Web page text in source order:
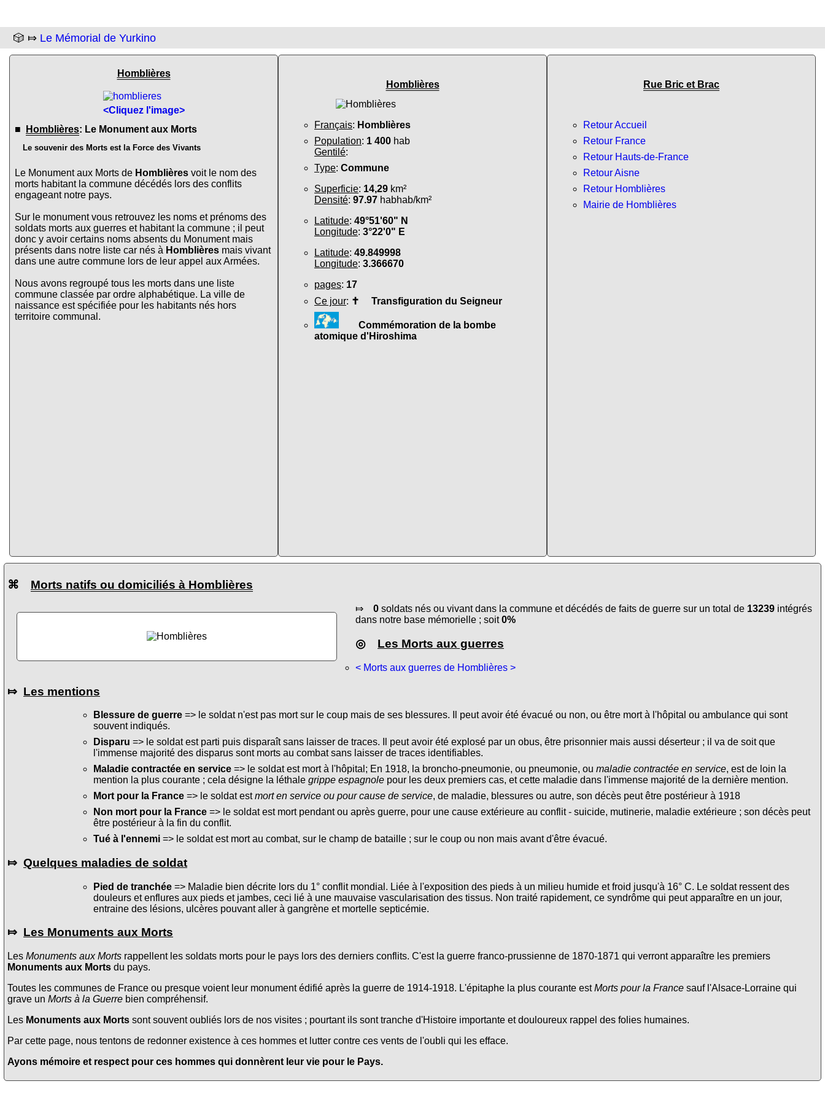
🎲 ⤇ Le Mémorial de Yurkino
Homblières
<Cliquez l'image>
■
Homblières: Le Monument aux Morts
Le souvenir des Morts est la Force des Vivants
Le Monument aux Morts de Homblières voit le nom des
morts habitant la commune décédés lors des conflits
engageant notre pays.
Sur le monument vous retrouvez les noms et prénoms des
soldats morts aux guerres et habitant la commune ; il peut
donc y avoir certains noms absents du Monument mais
présents dans notre liste car nés à Homblières mais vivant
dans une autre commune lors de leur appel aux Armées.
Nous avons regroupé tous les morts dans une liste
commune classée par ordre alphabétique. La ville de
naissance est spécifiée pour les habitants nés hors
territoire communal.
Homblières
Français: Homblières
Population: 1 400 hab
Gentilé:
Type: Commune
Superficie: 14,29 km²
Densité: 97.97 habhab/km²
Latitude: 49°51'60" N
Longitude: 3°22'0" E
Latitude: 49.849998
Longitude: 3.366670
pages: 17
Ce jour: ✝ Transfiguration du Seigneur
Commémoration de la bombe
atomique d'Hiroshima
Rue Bric et Brac
Retour Accueil
Retour France
Retour Hauts-de-France
Retour Aisne
Retour Homblières
Mairie de Homblières
⌘ Morts natifs ou domiciliés à Homblières
⤇ 0 soldats nés ou vivant dans la commune et décédés de faits de guerre sur un total de 13239 intégrés
dans notre base mémorielle ; soit0%
◎ Les Morts aux guerres
< Morts aux guerres de Homblières >
⤇ Les mentions
Blessure de guerre => le soldat n'est pas mort sur le coup mais de ses blessures. Il peut avoir été évacué ou non, ou être mort à l'hôpital ou ambulance qui sont
souvent indiqués.
Disparu => le soldat est parti puis disparaît sans laisser de traces. Il peut avoir été explosé par un obus, être prisonnier mais aussi déserteur ; il va de soit que
l'immense majorité des disparus sont morts au combat sans laisser de traces identifiables.
Maladie contractée en service => le soldat est mort à l'hôpital; En 1918, la broncho-pneumonie, ou pneumonie, ou maladie contractée en service, est de loin la
mention la plus courante ; cela désigne la léthale grippe espagnole pour les deux premiers cas, et cette maladie dans l'immense majorité de la dernière mention.
Mort pour la France => le soldat estmort en service ou pour cause de service, de maladie, blessures ou autre, son décès peut être postérieur à 1918
Non mort pour la France => le soldat est mort pendant ou après guerre, pour une cause extérieure au conflit - suicide, mutinerie, maladie extérieure ; son décès peut
être postérieur à la fin du conflit.
Tué à l'ennemi => le soldat est mort au combat, sur le champ de bataille ; sur le coup ou non mais avant d'être évacué.
⤇ Quelques maladies de soldat
Pied de tranchée => Maladie bien décrite lors du 1° conflit mondial. Liée à l'exposition des pieds à un milieu humide et froid jusqu'à 16° C. Le soldat ressent des
douleurs et enflures aux pieds et jambes, ceci lié à une mauvaise vascularisation des tissus. Non traité rapidement, ce syndrôme qui peut apparaître en un jour,
entraine des lésions, ulcères pouvant aller à gangrène et mortelle septicémie.
⤇ Les Monuments aux Morts
Les Monuments aux Morts rappellent les soldats morts pour le pays lors des derniers conflits. C'est la guerre franco-prussienne de 1870-1871 qui verront apparaître les premiers
Monuments aux Morts du pays.
Toutes les communes de France ou presque voient leur monument édifié après la guerre de 1914-1918. L'épitaphe la plus courante estMorts pour la France sauf l'Alsace-Lorraine qui
grave un Morts à la Guerre bien compréhensif.
Les Monuments aux Morts sont souvent oubliés lors de nos visites ; pourtant ils sont tranche d'Histoire importante et douloureux rappel des folies humaines.
Par cette page, nous tentons de redonner existence à ces hommes et lutter contre ces vents de l'oubli qui les efface.
Ayons mémoire et respect pour ces hommes qui donnèrent leur vie pour le Pays.